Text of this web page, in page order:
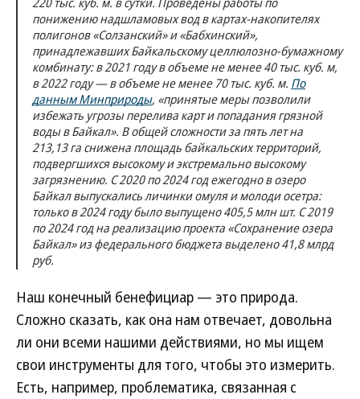
понижению надшламовых вод в картах-накопителях
полигонов «Солзанский» и «Бабхинский»,
принадлежавших Байкальскому целлюлозно-бумажному
комбинату: в 2021 году в объеме не менее 40 тыс. куб. м,
в 2022 году — в объеме не менее 70 тыс. куб. м. По
данным Минприроды, «принятые меры позволили
избежать угрозы перелива карт и попадания грязной
воды в Байкал». В общей сложности за пять лет на
213,13 га снижена площадь байкальских территорий,
подвергшихся высокому и экстремально высокому
загрязнению. С 2020 по 2024 год ежегодно в озеро
Байкал выпускались личинки омуля и молоди осетра:
только в 2024 году было выпущено 405,5 млн шт. С 2019
по 2024 год на реализацию проекта «Сохранение озера
Байкал» из федерального бюджета выделено 41,8 млрд
руб.
Наш конечный бенефициар — это природа.
Сложно сказать, как она нам отвечает, довольна
ли они всеми нашими действиями, но мы ищем
свои инструменты для того, чтобы это измерить.
Есть, например, проблематика, связанная с